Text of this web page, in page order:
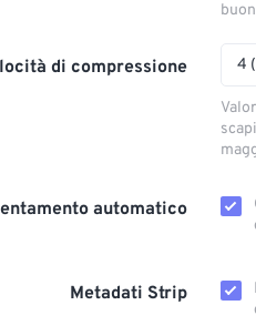
di compressione 4
automatico
Metadati Strip